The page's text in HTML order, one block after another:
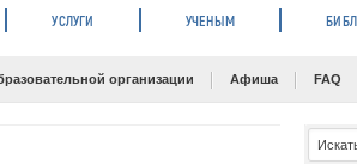
УСЛУГИ УЧЕНЫМ
организации Афиша FAQ